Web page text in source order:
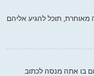
תוכל להגיע אליהם
בו אתה מנסה לכתוב